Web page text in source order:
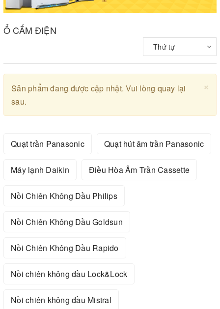
Ổ CẮM ĐIỆN
Thứ tự
×
Sản phẩm đang được cập nhật. Vui lòng quay lại
sau.
Quạt trần Panasonic Quạt hút âm trần Panasonic
Máy lạnh Daikin Điều Hòa Âm Trần Cassette
Nồi Chiên Không Dầu Philips
Nồi Chiên Không Dầu Goldsun
Nồi Chiên Không Dầu Rapido
Nồi chiên không dầu Lock&Lock
Nồi chiên không dầu Mistral